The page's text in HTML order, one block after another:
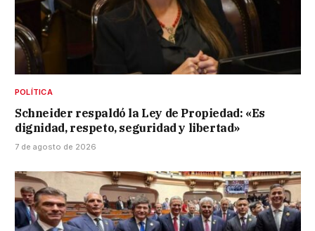
POLÍTICA
Schneider respaldó la Ley de Propiedad: «Es
dignidad, respeto, seguridad y libertad»
7 de agosto de 2026